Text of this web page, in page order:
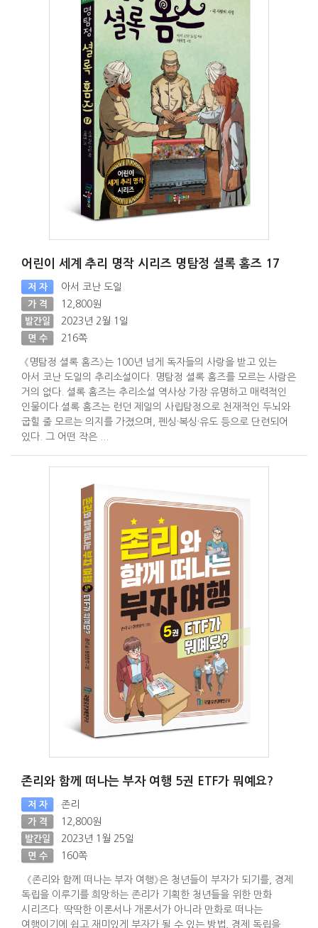
어린이 세계 추리 명작 시리즈 명탐정 셜록 홈즈 17
저 자 아서 코난 도일
가 격 12,800원
발간일 2023년 2월 1일
면 수 216쪽
《명탐정 셜록 홈즈》는 100년 넘게 독자들의 사랑을 받고 있는
아서 코난 도일의 추리소설이다. 명탐정 셜록 홈즈를 모르는 사람은
거의 없다. 셜록 홈즈는 추리소설 역사상 가장 유명하고 매력적인
인물이다.셜록 홈즈는 런던 제일의 사립탐정으로 천재적인 두뇌와
굽힐 줄 모르는 의지를 가졌으며, 펜싱·복싱·유도 등으로 단련되어
있다. 그 어떤 작은 ...
존리와 함께 떠나는 부자 여행 5권 ETF가 뭐예요?
저 자 존리
가 격 12,800원
발간일 2023년 1월 25일
면 수 160쪽
《존리와 함께 떠나는 부자 여행》은 청년들이 부자가 되기를, 경제
독립을 이루기를 희망하는 존리가 기획한 청년들을 위한 만화
시리즈다. 딱딱한 이론서나 개론서가 아니라 만화로 떠나는
여행이기에 쉽고 재미있게 부자가 될 수 있는 방법, 경제 독립을